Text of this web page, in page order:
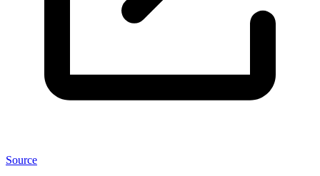
Source